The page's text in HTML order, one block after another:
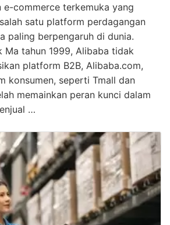
e-commerce terkemuka yang
satu platform perdagangan
paling berpengaruh di dunia.
Ma tahun 1999, Alibaba tidak
platform B2B, Alibaba.com,
konsumen, seperti Tmall dan
memainkan peran kunci dalam
…